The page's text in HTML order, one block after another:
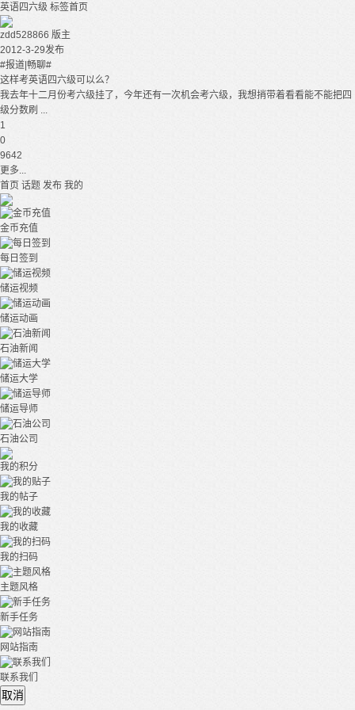
英语四六级 标签首页
zdd528866 版主
2012-3-29发布
#报道|畅聊#
这样考英语四六级可以么？
我去年十二月份考六级挂了，今年还有一次机会考六级，我想捎带着看看能不能把四
级分数刷 ...
1
0
9642
更多...
首页 话题 发布 我的
金币充值
每日签到
储运视频
储运动画
石油新闻
储运大学
储运导师
石油公司
我的积分
我的帖子
我的收藏
我的扫码
主题风格
新手任务
网站指南
联系我们
取消